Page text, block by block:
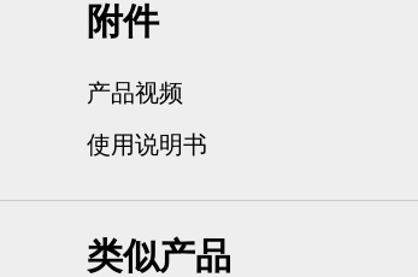
附件
产品视频
使用说明书
类似产品